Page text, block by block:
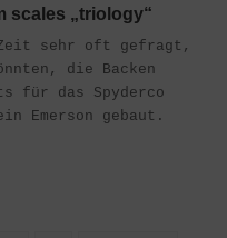
scales „triology“
sehr oft gefragt,
die Backen
für das Spyderco
Emerson gebaut.